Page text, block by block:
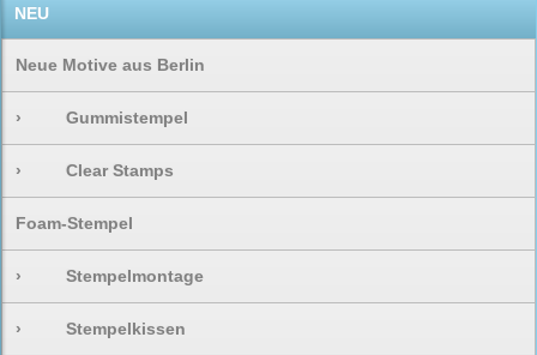
NEU
Neue Motive aus Berlin
› Gummistempel
› Clear Stamps
Foam-Stempel
› Stempelmontage
› Stempelkissen